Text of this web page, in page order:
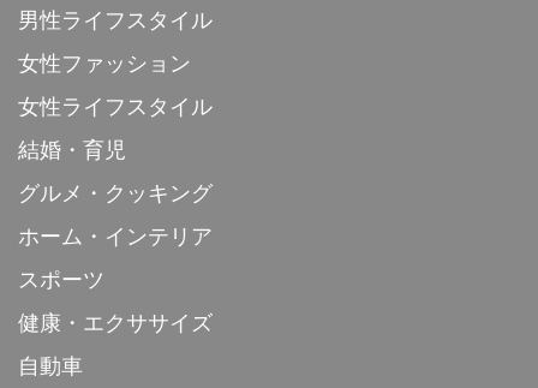
男性ライフスタイル
女性ファッション
女性ライフスタイル
結婚・育児
グルメ・クッキング
ホーム・インテリア
スポーツ
健康・エクササイズ
自動車